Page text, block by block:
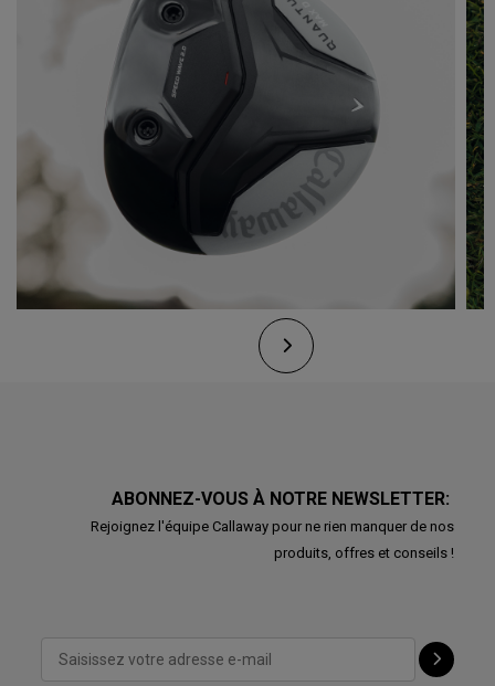
ABONNEZ-VOUS À NOTRE NEWSLETTER:
Rejoignez l'équipe Callaway pour ne rien manquer de nos
produits, offres et conseils !